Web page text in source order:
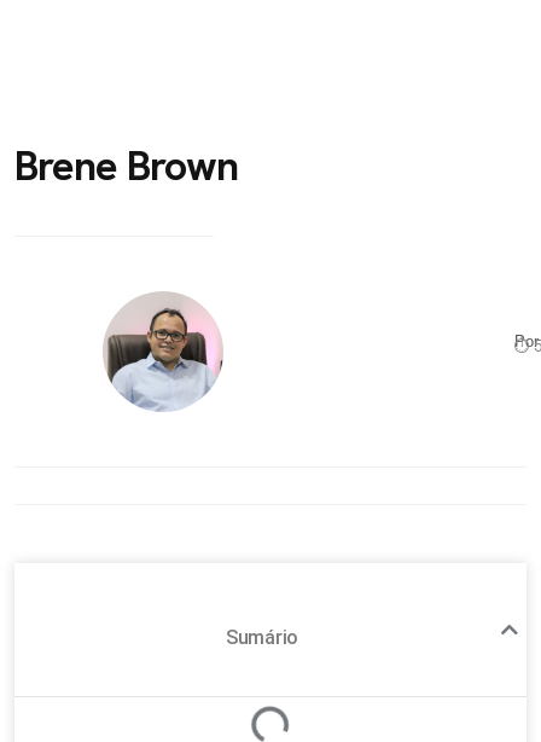
Brene Brown
⏱
Sumário